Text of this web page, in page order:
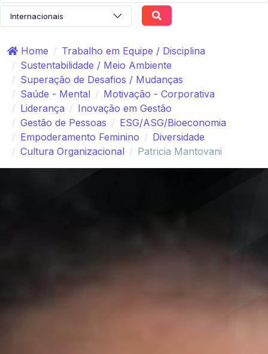
Home
Trabalho em Equipe / Disciplina
Sustentabilidade / Meio Ambiente
Superação de Desafios / Mudanças
Saúde - Mental
Motivação - Corporativa
Liderança
Inovação em Gestão
Gestão de Pessoas
ESG/ASG/Bioeconomia
Empoderamento Feminino
Diversidade
Cultura Organizacional
Patricia Mantovani